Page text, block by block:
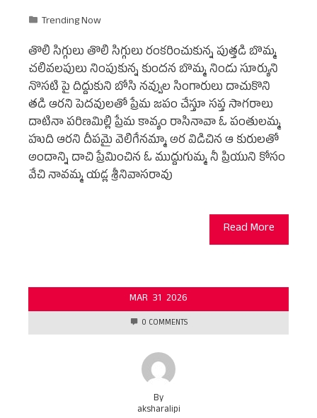
Trending Now
తొలి సిగ్గులు తొలి సిగ్గులు రంకరించుకున్న పుత్తడి బొమ్మ
చలివలపులు నింపుకున్న కుందన బొమ్మ నిండు సూర్యుని
నొసటి పై దిద్దుకుని బోసి నవ్వుల సింగారులు దాచుకొని
తడి ఆరని పెదవులతో ప్రేమ జపం చేస్తూ సప్త సాగరాలు
దాటినా పరిణమిల్లి ప్రేమ కావ్యం రాసినావా ఓ పంతులమ్మ
హుది ఆరని దీపమై వెలిగేనమ్మా అర విడిచిన ఆ కురులతో
అందాన్ని దాచి ప్రేమించిన ఓ ముద్దుగుమ్మ నీ ప్రియుని కోసం
వేచి నావమ్మ యడ్ల శ్రీనివాసరావు
Read More
MAR 31 2026
0 COMMENTS
By
aksharalipi